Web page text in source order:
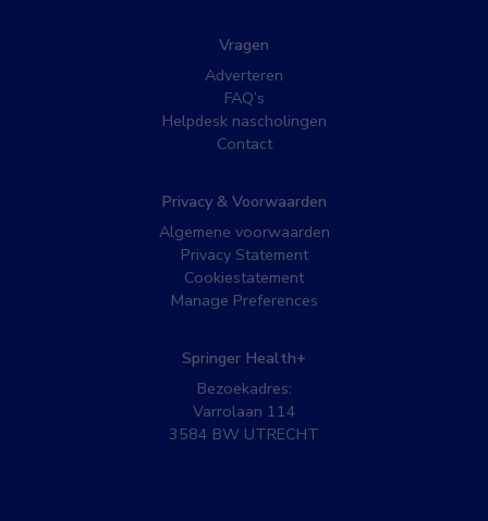
Vragen
Adverteren
FAQ’s
Helpdesk nascholingen
Contact
Privacy & Voorwaarden
Algemene voorwaarden
Privacy Statement
Cookiestatement
Manage Preferences
Springer Health+
Bezoekadres:
Varrolaan 114
3584 BW UTRECHT